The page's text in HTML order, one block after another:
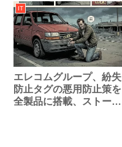
IT
エレコムグループ、紛失
防止タグの悪用防止策を
全製品に搭載、ストーカ